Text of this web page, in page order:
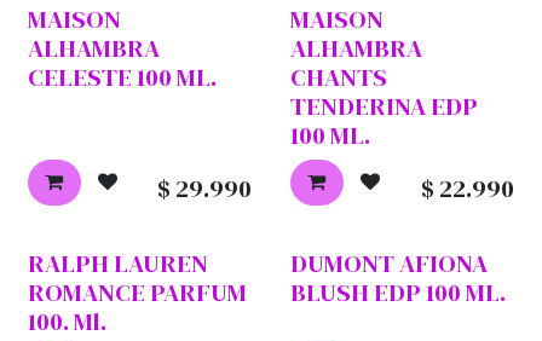
MAISON
ALHAMBRA
CELESTE 100 ML.
$ 29.990
MAISON
ALHAMBRA
CHANTS
TENDERINA EDP
100 ML.
$ 22.990
RALPH LAUREN
ROMANCE PARFUM
100. Ml.
DUMONT AFIONA
BLUSH EDP 100 ML.